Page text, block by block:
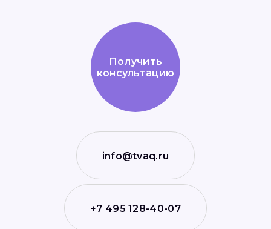
Получить
консультацию
info@tvaq.ru
+7 495 128-40-07